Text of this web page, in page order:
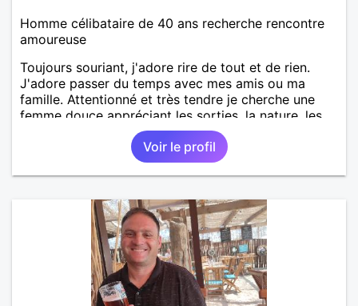
Homme célibataire de 40 ans recherche rencontre
amoureuse
Toujours souriant, j'adore rire de tout et de rien.
J'adore passer du temps avec mes amis ou ma
famille. Attentionné et très tendre je cherche une
femme douce appréciant les sorties, la nature, les
balades, les bons restos...
Voir le profil